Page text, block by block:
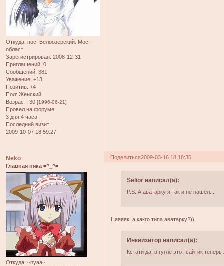
Откуда: пос. Белоозёрский. Мос.
област
Зарегистрирован: 2008-12-31
Приглашений: 0
Сообщений: 381
Уважение: +13
Позитив: +4
Пол: Женский
Возраст: 30 [1996-06-21]
Провел на форуме:
3 дня 4 часа
Последний визит:
2009-10-07 18:59:27
Поделиться2009-03-16 18:18:35
Neko
Главная няка =^_^=
Откуда: ~nyaa~
Selior написал(а):
P.S. А аватарку я так и не нашёл...
Няяяяк..а какго типа аватарку?))
Инквизитор написал(а):
Кстати да, в гугле этот сайтик